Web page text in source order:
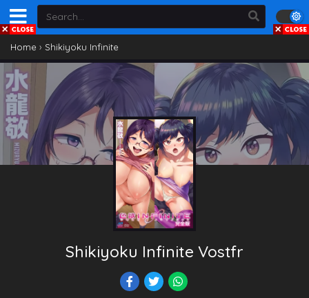
Home › Shikiyoku Infinite
Shikiyoku Infinite Vostfr